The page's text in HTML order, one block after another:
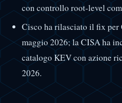
con controllo root-level
Cisco ha rilasciato il fix
maggio 2026; la CISA ha
catalogo KEV con azione
2026.